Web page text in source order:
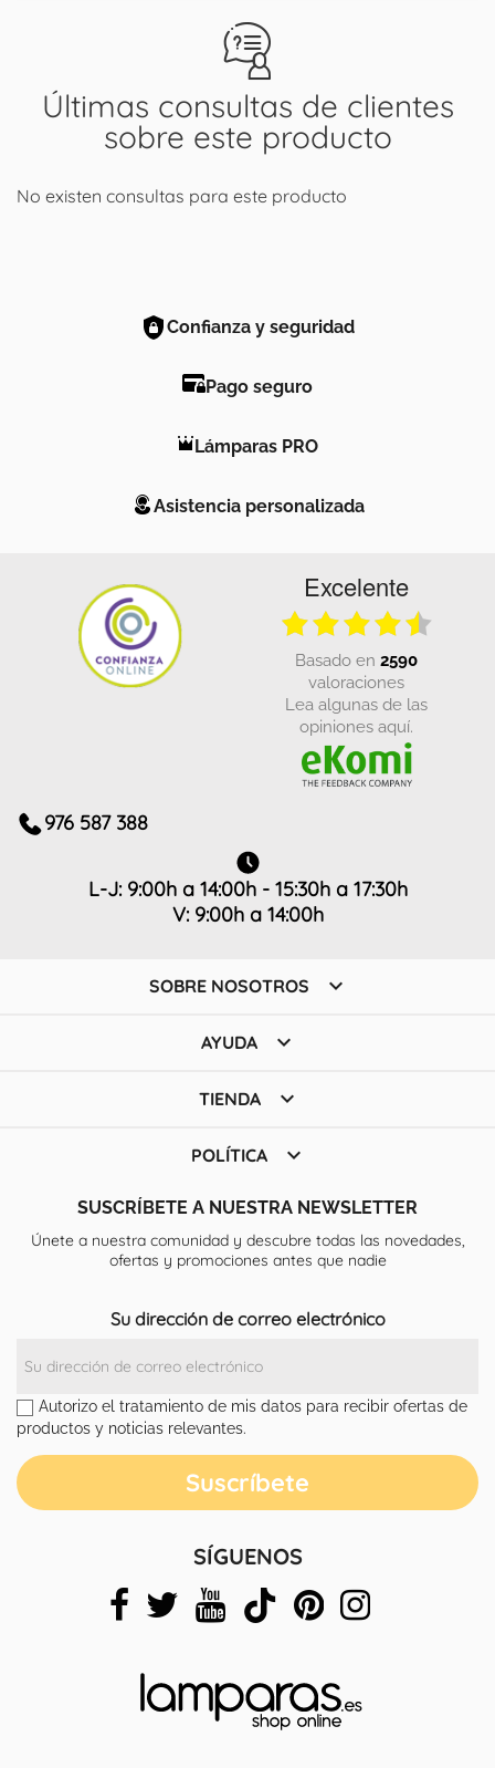
Últimas consultas de clientes
sobre este producto
No existen consultas para este producto
Confianza y seguridad
Pago seguro
Lámparas PRO
Asistencia personalizada
Excelente
basado en 2590
valoraciones
Lea algunas de las
opiniones aquí.
976 587 388
L-J: 9:00h a 14:00h - 15:30h a 17:30h
V: 9:00h a 14:00h
SOBRE NOSOTROS 
AYUDA 
TIENDA 
POLÍTICA 
SUSCRÍBETE A NUESTRA NEWSLETTER
Únete a nuestra comunidad y descubre todas las novedades,
ofertas y promociones antes que nadie
Su dirección de correo electrónico
Autorizo el tratamiento de mis datos para recibir ofertas de
productos y noticias relevantes.
SÍGUENOS